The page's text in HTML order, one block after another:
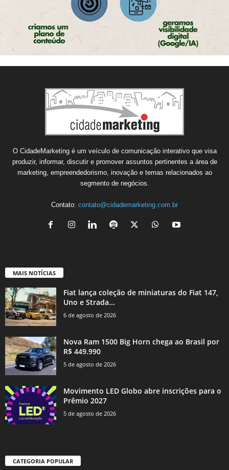
O CidadeMarketing é um veículo de comunicação interativo que visa
produzir, informar, discutir e promover assuntos pertinentes a área de
marketing, empreendedorismo, inovação e temas relacionados ao
segmento de negócios.
Contato: contato@cidademarketing.com.br
MAIS NOTÍCIAS
Fiat lança coleção de miniaturas do Fiat 147,
Uno e Strada...
6 de agosto de 2026
Nova Ram 1500 Big Horn chega ao Brasil por
R$ 449.990
5 de agosto de 2026
Movimento LED Globo abre inscrições para o
Prêmio 2027
5 de agosto de 2026
CATEGORIA POPULAR